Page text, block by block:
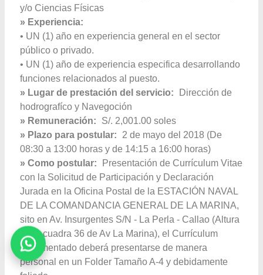
y/o Ciencias Físicas
» Experiencia:
• UN (1) año en experiencia general en el sector
público o privado.
• UN (1) año de experiencia especifica desarrollando
funciones relacionados al puesto.
» Lugar de prestación del servicio:
Dirección de
hodrografíco y Navegoción
» Remuneración:
S/. 2,001.00 soles
» Plazo para postular:
2 de mayo del 2018 (De
08:30 a 13:00 horas y de 14:15 a 16:00 horas)
» Como postular:
Presentación de Currículum Vitae
con la Solicitud de Participación y Declaración
Jurada en la Oficina Postal de la ESTACIÓN NAVAL
DE LA COMANDANCIA GENERAL DE LA MARINA,
sito en Av. Insurgentes S/N - La Perla - Callao (Altura
de la cuadra 36 de Av La Marina), el Currículum
documentado deberá presentarse de manera
personal en un Folder Tamaño A-4 y debidamente